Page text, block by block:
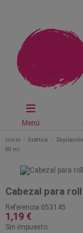
Menú
Inicio Estética Depilación
80 ml
Cabezal para
Referencia 053145
1,19 €
Sin impuesto